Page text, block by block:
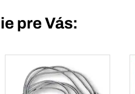
pre Vás: